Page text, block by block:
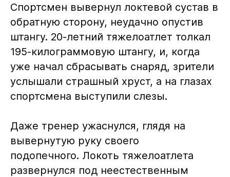
Спортсмен вывернул локтевой сустав в
обратную сторону, неудачно опустив
штангу. 20-летний тяжелоатлет толкал
195-килограммовую штангу, и, когда
уже начал сбрасывать снаряд, зрители
услышали страшный хруст, а на глазах
спортсмена выступили слезы.
Даже тренер ужаснулся, глядя на
вывернутую руку своего
подопечного. Локоть тяжелоатлета
развернулся под неестественным